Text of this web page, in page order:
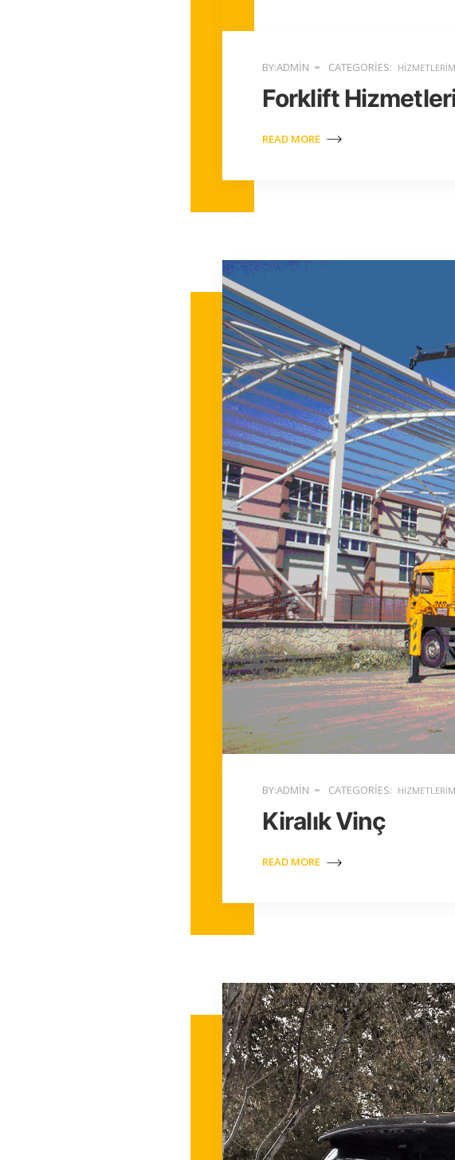
BY:ADMIN CATEGORIES:
Forklift
READ MORE
BY:ADMIN CATEGORIES:
Kiralık Vinç
READ MORE